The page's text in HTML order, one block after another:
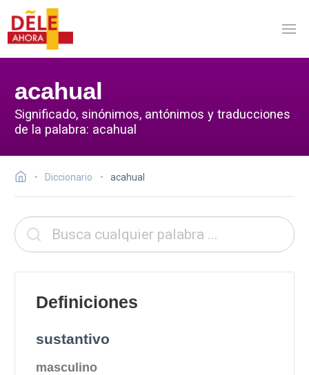
acahual
Significado, sinónimos, antónimos y traducciones
de la palabra: acahual
Diccionario acahual
Definiciones
sustantivo
masculino